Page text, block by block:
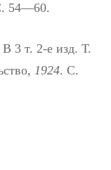
54—60.
В 3 т. 2-е изд. Т.
1924. С.